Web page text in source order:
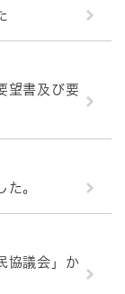
望書及び要
た。
協議会」か